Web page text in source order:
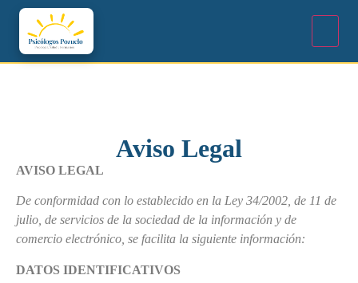
Aviso Legal
AVISO LEGAL
De conformidad con lo establecido en la Ley 34/2002, de 11 de
julio, de servicios de la sociedad de la información y de
comercio electrónico, se facilita la siguiente información:
DATOS IDENTIFICATIVOS